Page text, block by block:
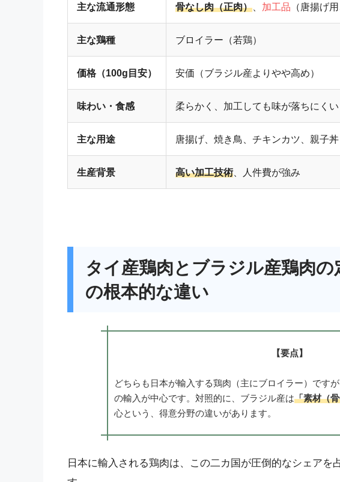
主な流通形態 骨なし肉（正肉） 加工品 （唐揚げ
主な鶏種 ブロイラー（若鶏）
価格（100g目安） 安価（ブラジル産よりやや高め）
味わい・食感 柔らかく、加工しても味が落ちにくい
主な用途 唐揚げ、焼き鳥、チキンカツ、親子丼
生産背景 高い加工技術 、人件費が強み
タイ産鶏肉とブラジル産鶏肉の
の根本的な違い
【要点】
どちらも日本が輸入する鶏肉（主にブロイラー）です
の輸入が中心です。対照的に、ブラジル産は「素材（
心という、得意分野の違いがあります。
日本に輸入される鶏肉は、この二カ国が圧倒的なシェアを